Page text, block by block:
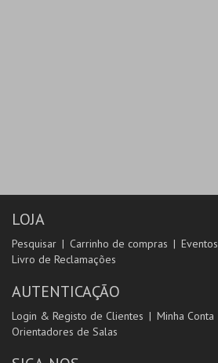
LOJA
Pesquisar Carrinho de compras Eventos
Livro de Reclamações
AUTENTICAÇÃO
Login & Registo de Clientes Minha Conta
Orientadores de Salas